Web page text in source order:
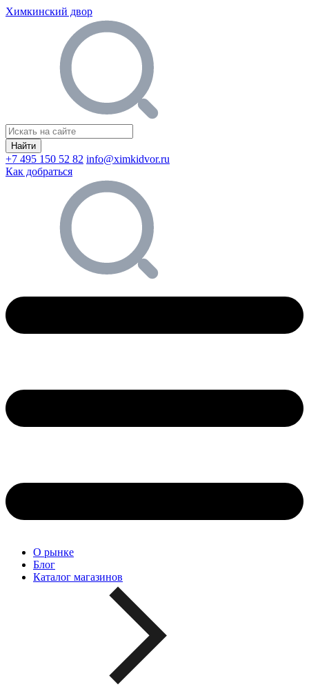
Химкинский двор
Найти
+7 495 150 52 82 info@ximkidvor.ru
Как добраться
О рынке
Блог
Каталог магазинов